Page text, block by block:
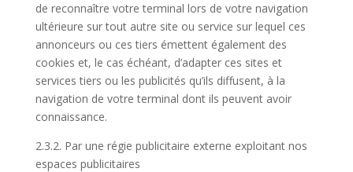
de reconnaître votre terminal lors de votre navigation
ultérieure sur tout autre site ou service sur lequel ces
annonceurs ou ces tiers émettent également des
cookies et, le cas échéant, d’adapter ces sites et
services tiers ou les publicités qu’ils diffusent, à la
navigation de votre terminal dont ils peuvent avoir
connaissance.
2.3.2. Par une régie publicitaire externe exploitant nos
espaces publicitaires